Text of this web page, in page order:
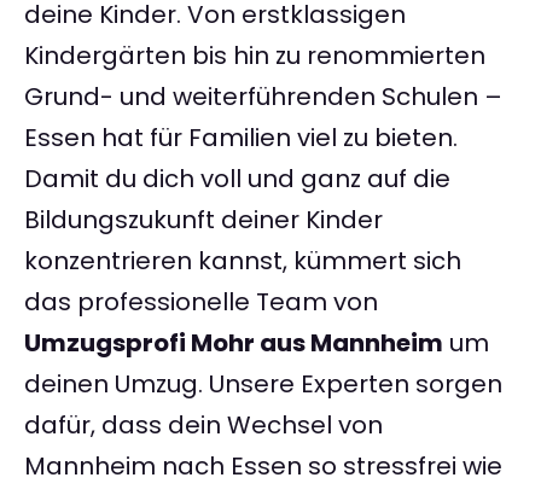
deine Kinder. Von erstklassigen
Kindergärten bis hin zu renommierten
Grund- und weiterführenden Schulen –
Essen hat für Familien viel zu bieten.
Damit du dich voll und ganz auf die
Bildungszukunft deiner Kinder
konzentrieren kannst, kümmert sich
das professionelle Team von
Umzugsprofi Mohr aus Mannheim um
deinen Umzug. Unsere Experten sorgen
dafür, dass dein Wechsel von
Mannheim nach Essen so stressfrei wie